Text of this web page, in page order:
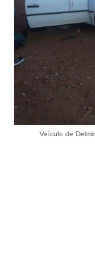
Veículo de